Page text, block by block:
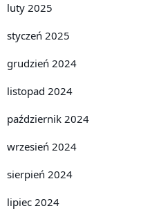
luty 2025
styczeń 2025
grudzień 2024
listopad 2024
październik 2024
wrzesień 2024
sierpień 2024
lipiec 2024